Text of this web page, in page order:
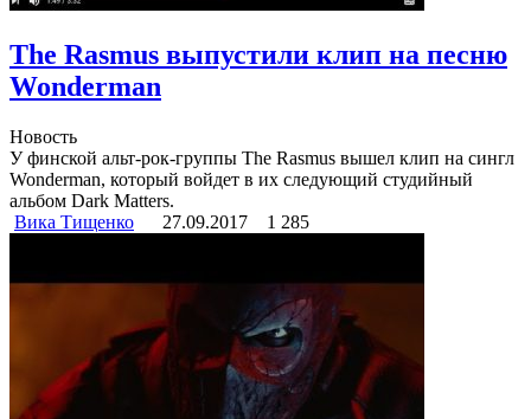
The Rasmus выпустили клип на песню
Wonderman
Новость
У финской альт-рок-группы The Rasmus вышел клип на сингл
Wonderman, который войдет в их следующий студийный
альбом Dark Matters.
Вика Тищенко
27.09.2017 1 285